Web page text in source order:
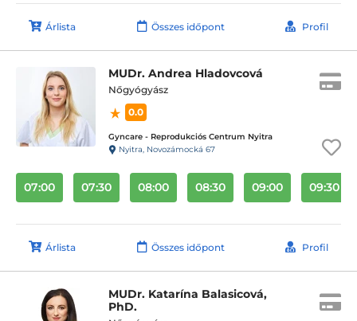
Árlista Összes időpont Profil
MUDr. Andrea Hladovcová
Nőgyógyász
0.0
Gyncare - Reprodukciós Centrum Nyitra
Nyitra, Novozámocká 67
07:00 07:30 08:00 08:30 09:00 09:30
Árlista Összes időpont Profil
MUDr. Katarína Balasicová,
PhD.